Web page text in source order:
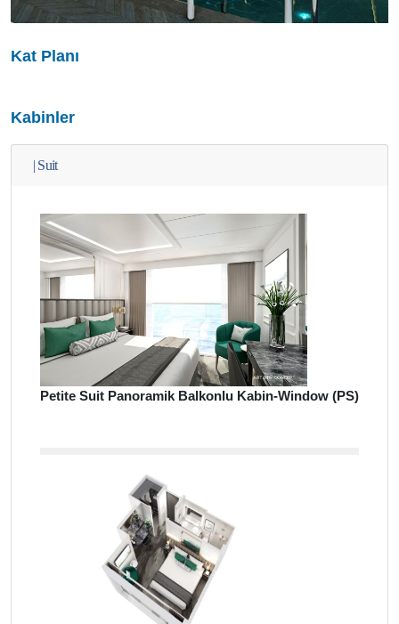
Kat Planı
Kabinler
| Suit
Petite Suit Panoramik Balkonlu Kabin-Window (PS)